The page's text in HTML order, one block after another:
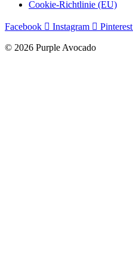
Cookie-Richtlinie (EU)
Facebook Instagram Pinterest
© 2026 Purple Avocado